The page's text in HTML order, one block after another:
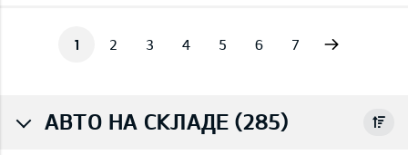
1 2 3 4 5 6 7
АВТО НА СКЛАДЕ (285)